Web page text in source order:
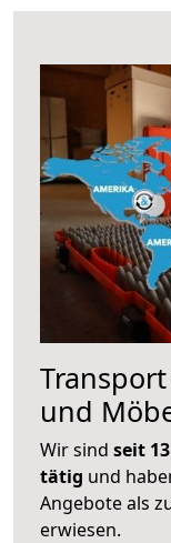
und
Wir sind seit
tätig und
Angebote als
erwiesen.